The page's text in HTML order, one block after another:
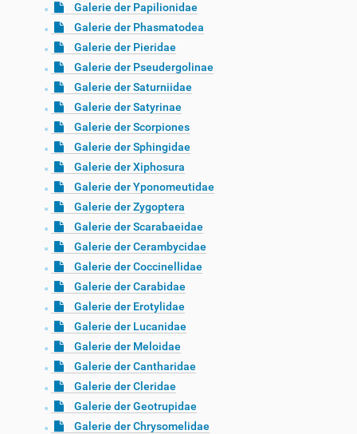
Galerie der Papilionidae
Galerie der Phasmatodea
Galerie der Pieridae
Galerie der Pseudergolinae
Galerie der Saturniidae
Galerie der Satyrinae
Galerie der Scorpiones
Galerie der Sphingidae
Galerie der Xiphosura
Galerie der Yponomeutidae
Galerie der Zygoptera
Galerie der Scarabaeidae
Galerie der Cerambycidae
Galerie der Coccinellidae
Galerie der Carabidae
Galerie der Erotylidae
Galerie der Lucanidae
Galerie der Meloidae
Galerie der Cantharidae
Galerie der Cleridae
Galerie der Geotrupidae
Galerie der Chrysomelidae